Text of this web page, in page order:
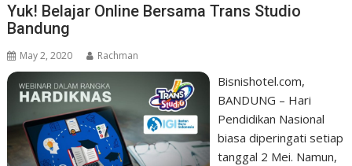
Yuk! Belajar Online Bersama Trans Studio
Bandung
May 2, 2020 Rachman
Bisnishotel.com,
BANDUNG – Hari
Pendidikan Nasional
biasa diperingati setiap
tanggal 2 Mei. Namun,